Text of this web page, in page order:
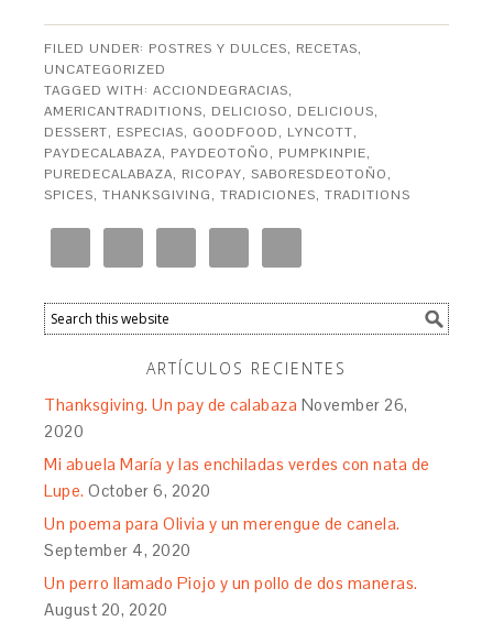
FILED UNDER: POSTRES Y DULCES, RECETAS,
UNCATEGORIZED
TAGGED WITH:ACCIONDEGRACIAS,
AMERICANTRADITIONS, DELICIOSO, DELICIOUS,
DESSERT, ESPECIAS, GOODFOOD, LYNCOTT,
PAYDECALABAZA, PAYDEOTOÑO, PUMPKINPIE,
PUREDECALABAZA, RICOPAY,SABORESDEOTOÑO,
SPICES,THANKSGIVING,TRADICIONES,TRADITIONS
ARTÍCULOS RECIENTES
Thanksgiving. Un pay de calabaza November 26,
2020
Mi abuela María y las enchiladas verdes con nata de
Lupe. October 6, 2020
Un poema para Olivia y un merengue de canela.
September 4, 2020
Un perro llamado Piojo y un pollo de dos maneras.
August 20, 2020